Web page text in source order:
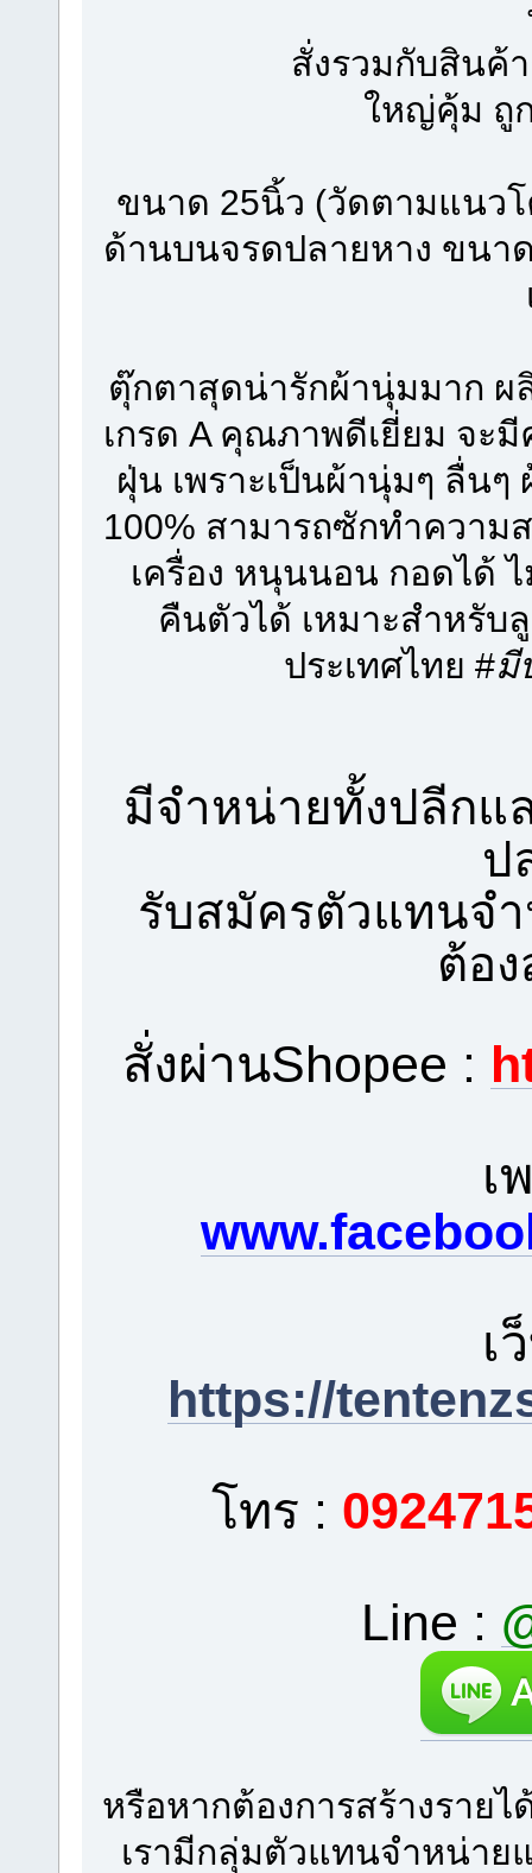
สั่งรวมกับสินค้
ใหญ่คุ้ม ถู
ขนาด 25นิ้ว (วัดตามแนว
ด้านบนจรดปลายหาง ขนา
ตุ๊กตาสุดน่ารักผ้านุ่มมาก ผ
เกรด A คุณภาพดีเยี่ยม จะ
ฝุ่น เพราะเป็นผ้านุ่มๆ ลื่นๆ
100% สามารถซักทำความ
เครื่อง หนุนนอน กอดได้
คืนตัวได้ เหมาะสำหรับ
ประเทศไทย #มี
มีจำหน่ายทั้งปลีกแ
ป
รับสมัครตัวแทนจ
ต้อ
สั่งผ่านShopee :
เ
เ
https://
โทร :
Line :
หรือหากต้องการสร้างราย
เรามีกลุ่มตัวแทนจำหน่าย